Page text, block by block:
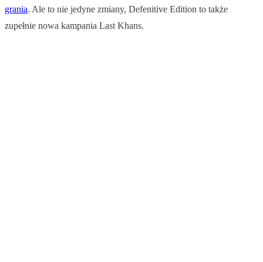
grania. Ale to nie jedyne zmiany, Defenitive Edition to także
zupełnie nowa kampania Last Khans.